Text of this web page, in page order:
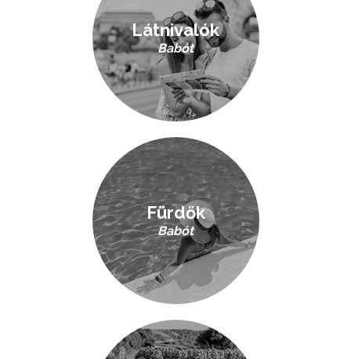
Látnivalók
Babót
Fürdők
Babót